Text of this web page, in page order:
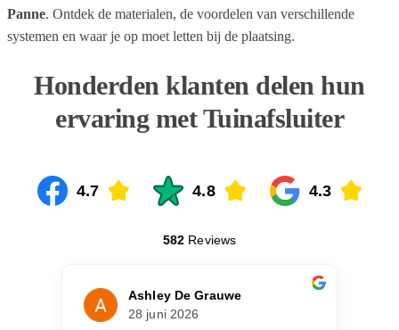
Panne. Ontdek de materialen, de voordelen van verschillende
systemen en waar je op moet letten bij de plaatsing.
Honderden klanten delen hun
ervaring met Tuinafsluiter